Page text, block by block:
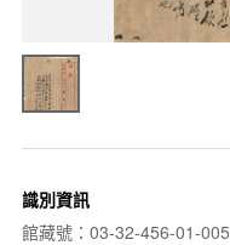
識別資訊
館藏號：03-32-456-01-005